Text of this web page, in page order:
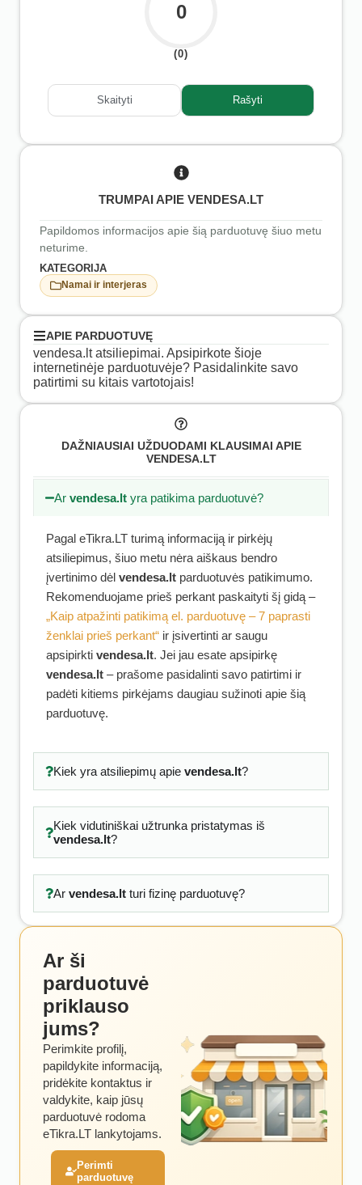
0
(0)
Skaityti Rašyti
TRUMPAI APIE VENDESA.LT
Papildomos informacijos apie šią parduotuvę šiuo metu
neturime.
KATEGORIJA
Namai ir interjeras
APIE PARDUOTUVĘ
vendesa.lt atsiliepimai. Apsipirkote šioje
internetinėje parduotuvėje? Pasidalinkite savo
patirtimi su kitais vartotojais!
DAŽNIAUSIAI UŽDUODAMI KLAUSIMAI APIE
VENDESA.LT
Arvendesa.lt yra patikima parduotuvė?
Pagal eTikra.LT turimą informaciją ir pirkėjų
atsiliepimus, šiuo metu nėra aiškaus bendro
įvertinimo dėl vendesa.lt parduotuvės patikimumo.
Rekomenduojame prieš perkant paskaityti šį gidą –
„Kaip atpažinti patikimą el. parduotuvę – 7 paprasti
ženklai prieš perkant“ ir įsivertinti ar saugu
apsipirkti vendesa.lt. Jei jau esate apsipirkę
vendesa.lt – prašome pasidalinti savo patirtimi ir
padėti kitiems pirkėjams daugiau sužinoti apie šią
parduotuvę.
Kiek yra atsiliepimų apie vendesa.lt?
Kiek vidutiniškai užtrunka pristatymas iš
vendesa.lt?
Ar vendesa.ltturi fizinę parduotuvę?
Ar ši
parduotuvė
priklauso
jums?
Perimkite profilį,
papildykite informaciją,
pridėkite kontaktus ir
valdykite, kaip jūsų
parduotuvė rodoma
eTikra.LT lankytojams.
Perimti
parduotuvę